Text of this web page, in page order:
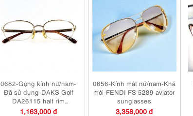
0682-Gọng kính nữ/nam-
Đã sử dụng-DAKS Golf
DA26115 half rim
eyeglasses frame
1,163,000 đ
0656-Kính mát nữ/nam-Khá
mới-FENDI FS 5289 aviator
sunglasses
3,358,000 đ